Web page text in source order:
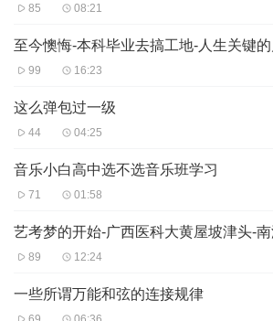
85 08:21
99 16:23
这么弹包过一级
44 04:25
音乐小白高中选不选音乐班学习
71 01:58
艺考梦的开始-广西医科大黄屋坡津头-南
89 12:24
一些所谓万能和弦的连接规律